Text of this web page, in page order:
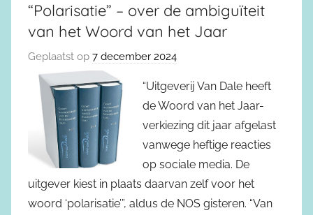
“Polarisatie” – over de ambiguïteit
van het Woord van het Jaar
Geplaatst op 7 december 2024
“Uitgeverij Van Dale heeft
de Woord van het Jaar-
verkiezing dit jaar afgelast
vanwege heftige reacties
op sociale media. De
uitgever kiest in plaats daarvan zelf voor het
woord ‘polarisatie’”, aldus de NOS gisteren. “Van